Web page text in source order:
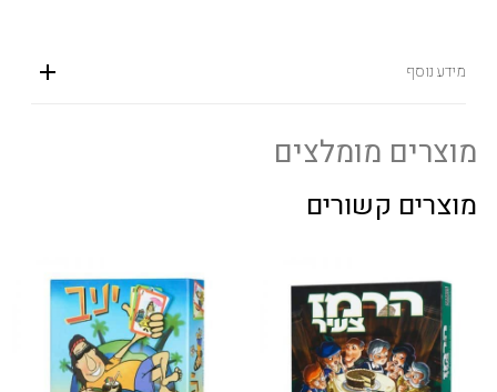
מידע נוסף
מוצרים מומלצים
מוצרים קשורים